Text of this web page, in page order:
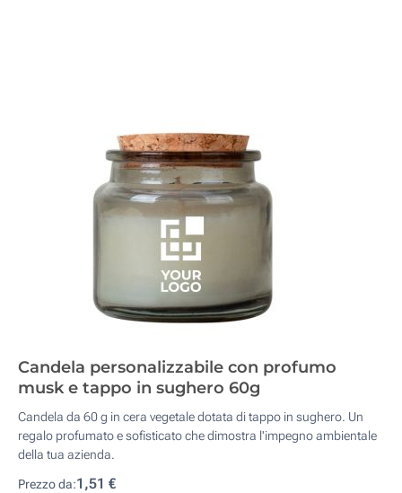
Candela personalizzabile con profumo
musk e tappo in sughero 60g
Candela da 60 g in cera vegetale dotata di tappo in sughero. Un
regalo profumato e sofisticato che dimostra l'impegno ambientale
della tua azienda.
Prezzo da:1,51 €